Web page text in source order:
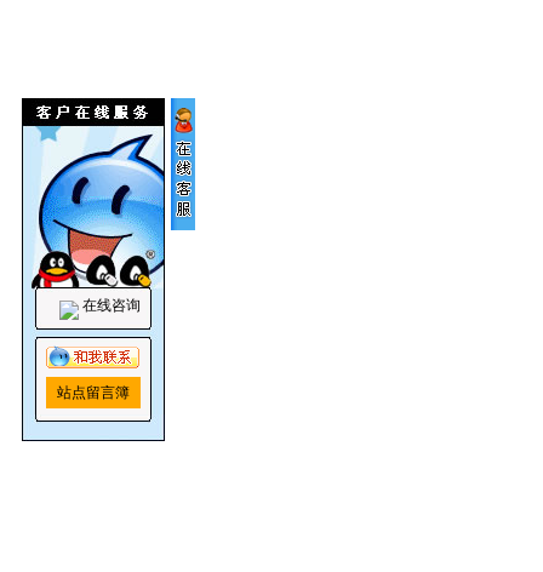
在线咨询
站点留言簿